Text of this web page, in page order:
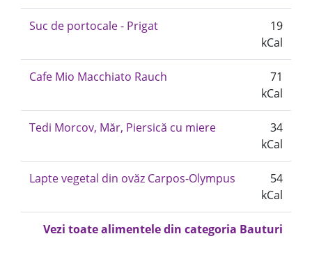
Suc de portocale - Prigat
19
kCal
Cafe Mio Macchiato Rauch
71
kCal
Tedi Morcov, Măr, Piersică cu miere
34
kCal
Lapte vegetal din ovăz Carpos-Olympus
54
kCal
Vezi toate alimentele din categoria Bauturi